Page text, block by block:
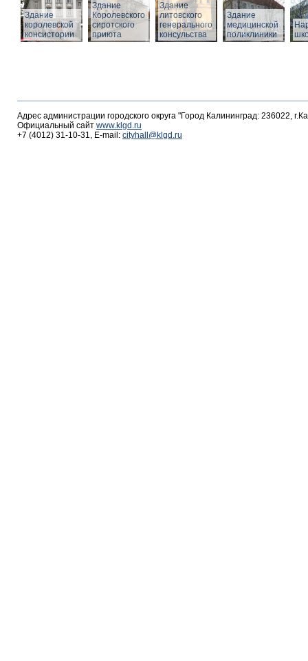
Здание
королевской
консистории
Здание
Королевского
сиротского
приюта
Здание
литовского
генерального
консульства
Здание
медицинской
поликлиники
Адрес администрации городского округа "Город Калининград: 236022,
Официальный сайт www.klgd.ru
+7 (4012) 31-10-31, E-mail: cityhall@klgd.ru